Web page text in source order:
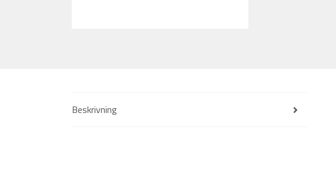
Beskrivning